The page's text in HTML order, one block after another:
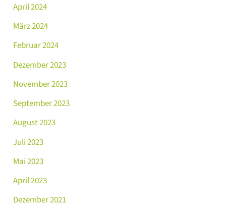
April 2024
März 2024
Februar 2024
Dezember 2023
November 2023
September 2023
August 2023
Juli 2023
Mai 2023
April 2023
Dezember 2021